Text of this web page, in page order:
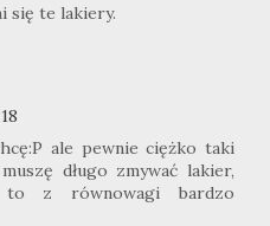
się te lakiery.
ale pewnie ciężko taki
długo zmywać lakier,
to z równowagi bardzo